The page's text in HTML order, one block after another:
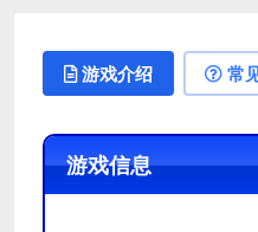
游戏介绍 常
游戏信息